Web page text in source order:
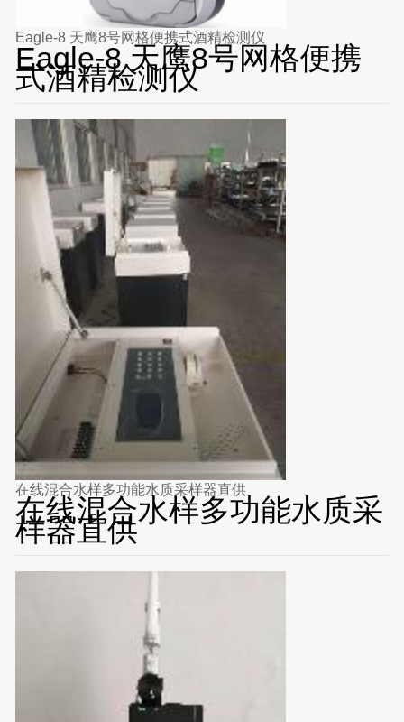
Eagle-8 天鹰8号网格便携式酒精检测仪
Eagle-8 天鹰8号网格便携
式酒精检测仪
在线混合水样多功能水质采样器直供
在线混合水样多功能水质采
样器直供